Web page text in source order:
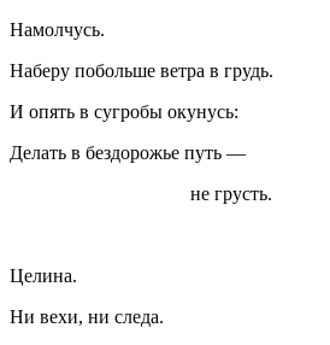
Намолчусь.
Наберу побольше ветра в грудь.
И опять в сугробы окунусь:
Делать в бездорожье путь —
не грусть.
Целина.
Ни вехи, ни следа.